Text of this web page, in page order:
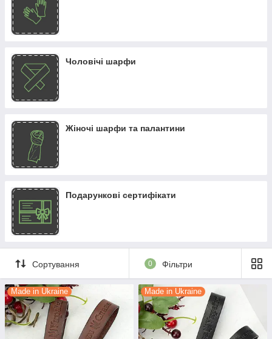
Чоловічі шарфи
Жіночі шарфи та палантини
Подарункові сертифікати
Сортування 0 Фільтри
Made in Ukraine Made in Ukraine